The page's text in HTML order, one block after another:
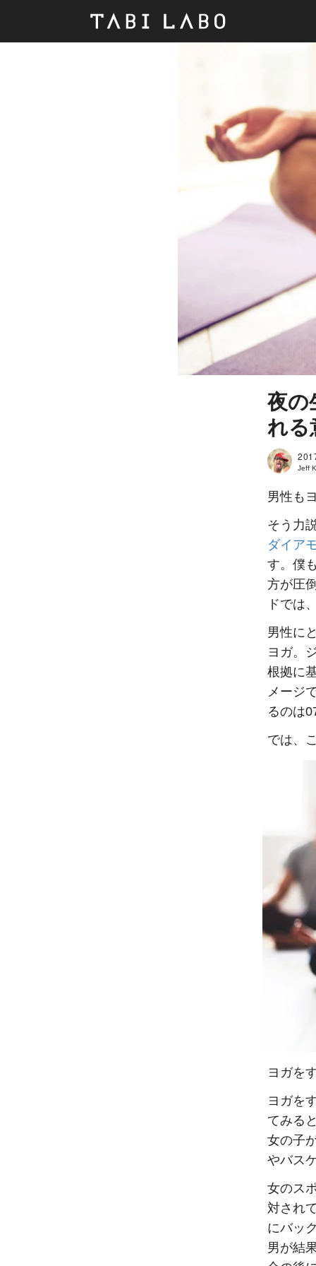
夜の
れる
Jeff
男性も
そう力
ダイア
す。僕
方が圧
ドでは
男性に
ヨガ。
根拠に
メージ
るのは
では、
ヨガを
ヨガを
てみる
女の子
やバス
女のス
対され
にバッ
男が結